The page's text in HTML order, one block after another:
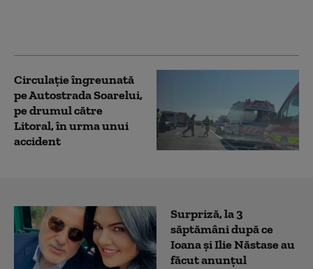
Circulație îngreunată
pe Autostrada Soarelui,
pe drumul către
Litoral, în urma unui
accident
Surpriză, la 3
săptămâni după ce
Ioana și Ilie Năstase au
făcut anunțul